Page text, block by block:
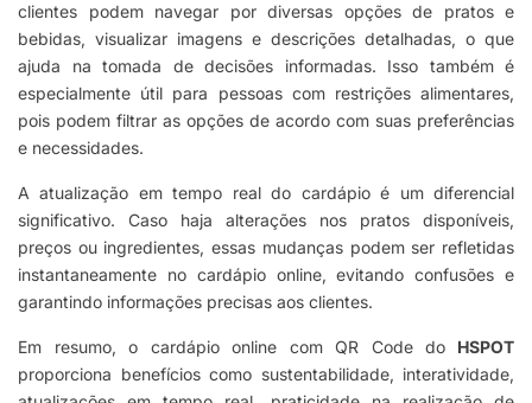
clientes podem navegar por diversas opções de pratos e
bebidas, visualizar imagens e descrições detalhadas, o que
ajuda na tomada de decisões informadas. Isso também é
especialmente útil para pessoas com restrições alimentares,
pois podem filtrar as opções de acordo com suas preferências
e necessidades.
A atualização em tempo real do cardápio é um diferencial
significativo. Caso haja alterações nos pratos disponíveis,
preços ou ingredientes, essas mudanças podem ser refletidas
instantaneamente no cardápio online, evitando confusões e
garantindo informações precisas aos clientes.
Em resumo, o cardápio online com QR Code do HSPOT
proporciona benefícios como sustentabilidade, interatividade,